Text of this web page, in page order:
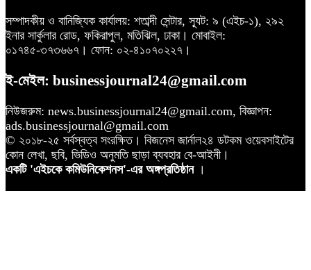
সম্পাদকীয় ও বানিজ্যিক কার্যালয়: শতাব্দী সেন্টার, স্যূট: ৯ (এইচ-১), ২৯২
ইনার সার্কুলার রোড, ফকিরাপুল, মতিঝিল, ঢাকা। মোবাইল:
০১৭৪৫-৩৭৩৬৬৭। ফোন: ০২-৪১০৭০২২৭।
ই-মেইল: businessjournal24@gmail.com
নিউজরুম: news.businessjournal24@gmail.com, বিজ্ঞাপন:
ads.businessjournal@gmail.com
© ২০১৮-২৫ সর্বস্বত্ব সংরক্ষিত। বিজনেস জার্নাল২৪ ডটকম ওয়েবসাইটের
কোন লেখা, ছবি, ভিডিও অনুমতি ছাড়া ব্যবহার বে-আইনী।
একটি 'এইচকে কমিউনিকেশনস'-এর অঙ্গপ্রতিষ্ঠান ।